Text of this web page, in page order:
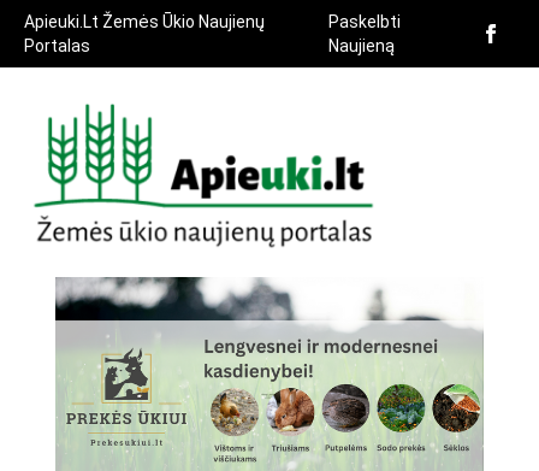
Apieuki.Lt Žemės Ūkio Naujienų
Portalas
Paskelbti
Naujieną